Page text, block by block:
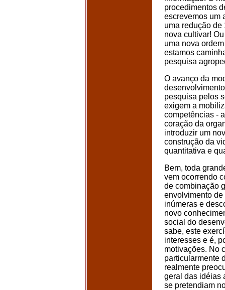
procedimentos
escrevemos um
uma redução de
nova cultivar!
uma nova
estamos
pesquisa
O avanço da
pesquisa pelos
exigem a
competências -
coração da
introduzir um
construção da
quantitativa e
Bem, toda
vem ocorrendo
de combinação
envolvimento
inúmeras e
novo
social do
sabe, este
interesses e é,
motivações. No
particularmente
realmente
geral das idéias
se pretendiam